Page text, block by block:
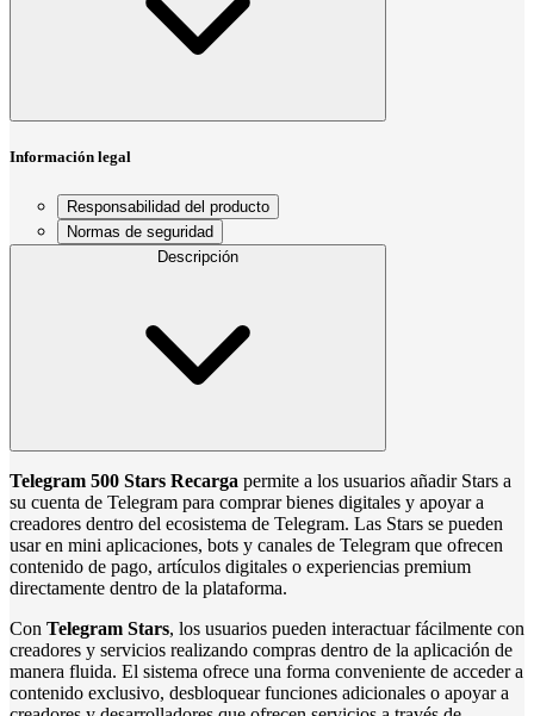
Información legal
Responsabilidad del producto
Normas de seguridad
Descripción
Telegram 500 Stars Recarga permite a los usuarios añadir Stars a
su cuenta de Telegram para comprar bienes digitales y apoyar a
creadores dentro del ecosistema de Telegram. Las Stars se pueden
usar en mini aplicaciones, bots y canales de Telegram que ofrecen
contenido de pago, artículos digitales o experiencias premium
directamente dentro de la plataforma.
Con Telegram Stars, los usuarios pueden interactuar fácilmente con
creadores y servicios realizando compras dentro de la aplicación de
manera fluida. El sistema ofrece una forma conveniente de acceder a
contenido exclusivo, desbloquear funciones adicionales o apoyar a